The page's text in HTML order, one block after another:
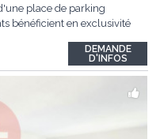
place de parking
bénéficient en exclusivité
en voiture
DEMANDE
D'INFOS